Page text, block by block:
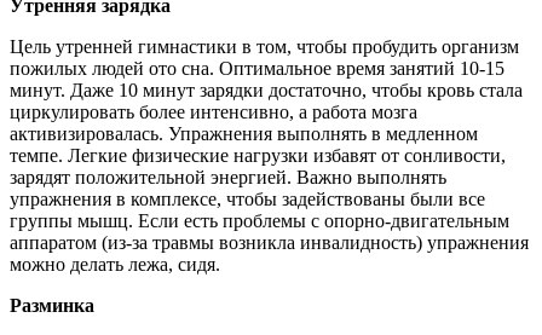
Утренняя зарядка
Цель утренней гимнастики в том, чтобы пробудить организм
пожилых людей ото сна. Оптимальное время занятий 10-15
минут. Даже 10 минут зарядки достаточно, чтобы кровь стала
циркулировать более интенсивно, а работа мозга
активизировалась. Упражнения выполнять в медленном
темпе. Легкие физические нагрузки избавят от сонливости,
зарядят положительной энергией. Важно выполнять
упражнения в комплексе, чтобы задействованы были все
группы мышц. Если есть проблемы с опорно-двигательным
аппаратом (из-за травмы возникла инвалидность) упражнения
можно делать лежа, сидя.
Разминка